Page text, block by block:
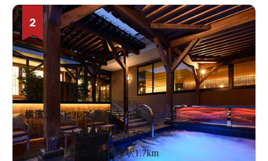
2
横濱スパヒルズ 竜泉寺の湯
★★ ★★★4.4697件の口コミ
神奈川県 / 横浜 / 鶴ケ峰駅1.7km